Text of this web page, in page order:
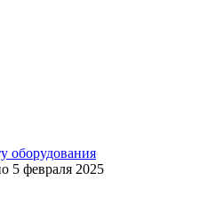
оборудования
5 февраля 2025